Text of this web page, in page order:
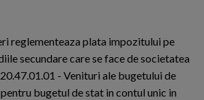
reglementeaza plata impozitului pe
secundare care se face de societatea
- Venituri ale bugetului de
bugetul de stat in contul unic in